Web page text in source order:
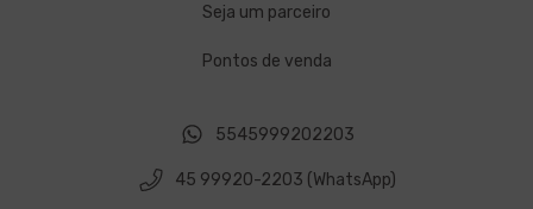
Seja um parceiro
Pontos de venda
5545999202203
45 99920-2203 (WhatsApp)